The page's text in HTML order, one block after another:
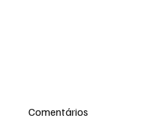
Comentários